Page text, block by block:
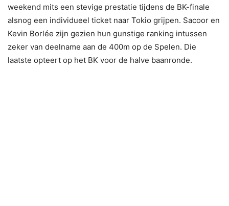
weekend mits een stevige prestatie tijdens de BK-finale
alsnog een individueel ticket naar Tokio grijpen. Sacoor en
Kevin Borlée zijn gezien hun gunstige ranking intussen
zeker van deelname aan de 400m op de Spelen. Die
laatste opteert op het BK voor de halve baanronde.